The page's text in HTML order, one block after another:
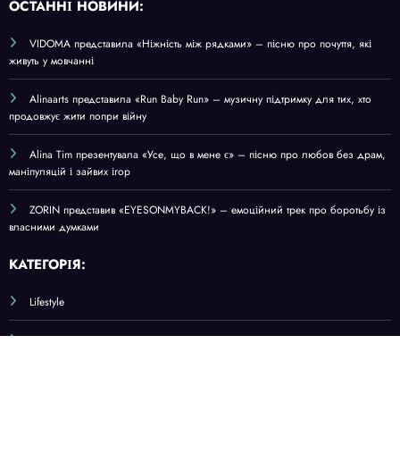
ZORIN представив «EYESONMYBACK!» – емоційний трек про боротьбу із
КАТЕГОРІЯ:
Lifestyle
Музика
ПЕРЕГЛЯД ЗА ТЕГАМИ:
відео кліп фото